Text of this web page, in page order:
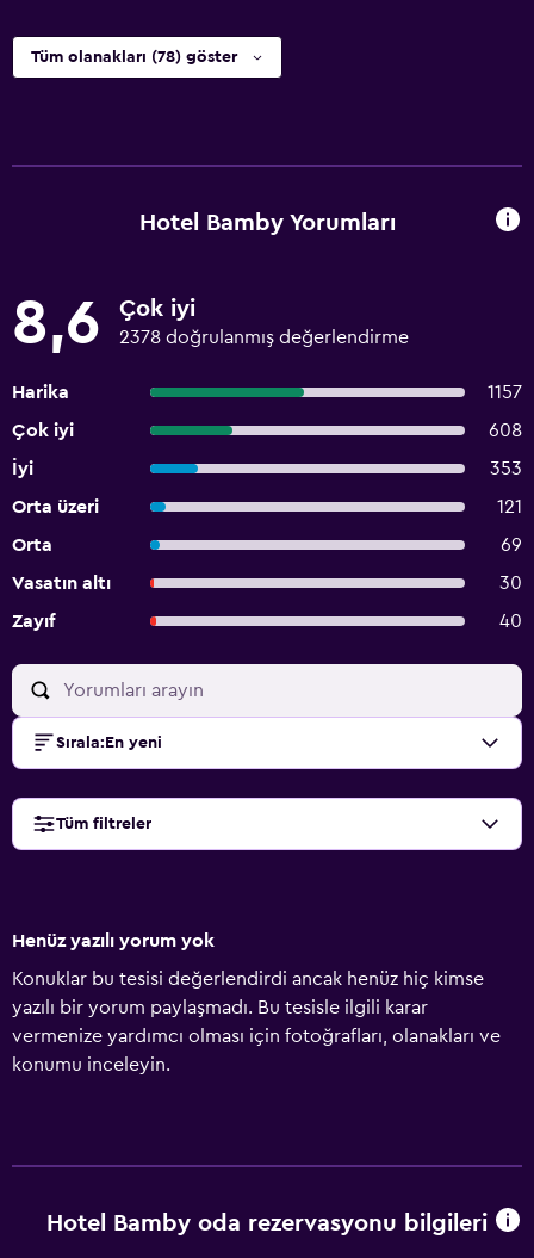
Tüm olanakları (78) göster
Hotel Bamby Yorumları
8,6 Çok iyi
2378 doğrulanmış değerlendirme
Harika
1157
Çok iyi
608
İyi
353
Orta üzeri
121
Orta
69
Vasatın altı
30
Zayıf
40
Sırala: En yeni
Tüm filtreler
Henüz yazılı yorum yok
Konuklar bu tesisi değerlendirdi ancak henüz hiç kimse
yazılı bir yorum paylaşmadı. Bu tesisle ilgili karar
vermenize yardımcı olması için fotoğrafları, olanakları ve
konumu inceleyin.
Hotel Bamby oda rezervasyonu bilgileri